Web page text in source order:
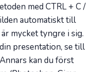
med CTRL + C /
automatiskt till
mycket tyngre i sig.
presentation, se till
kan du först